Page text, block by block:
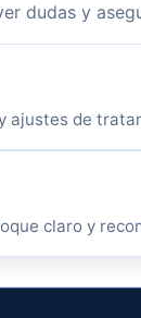
dudas y
ajustes de
claro y